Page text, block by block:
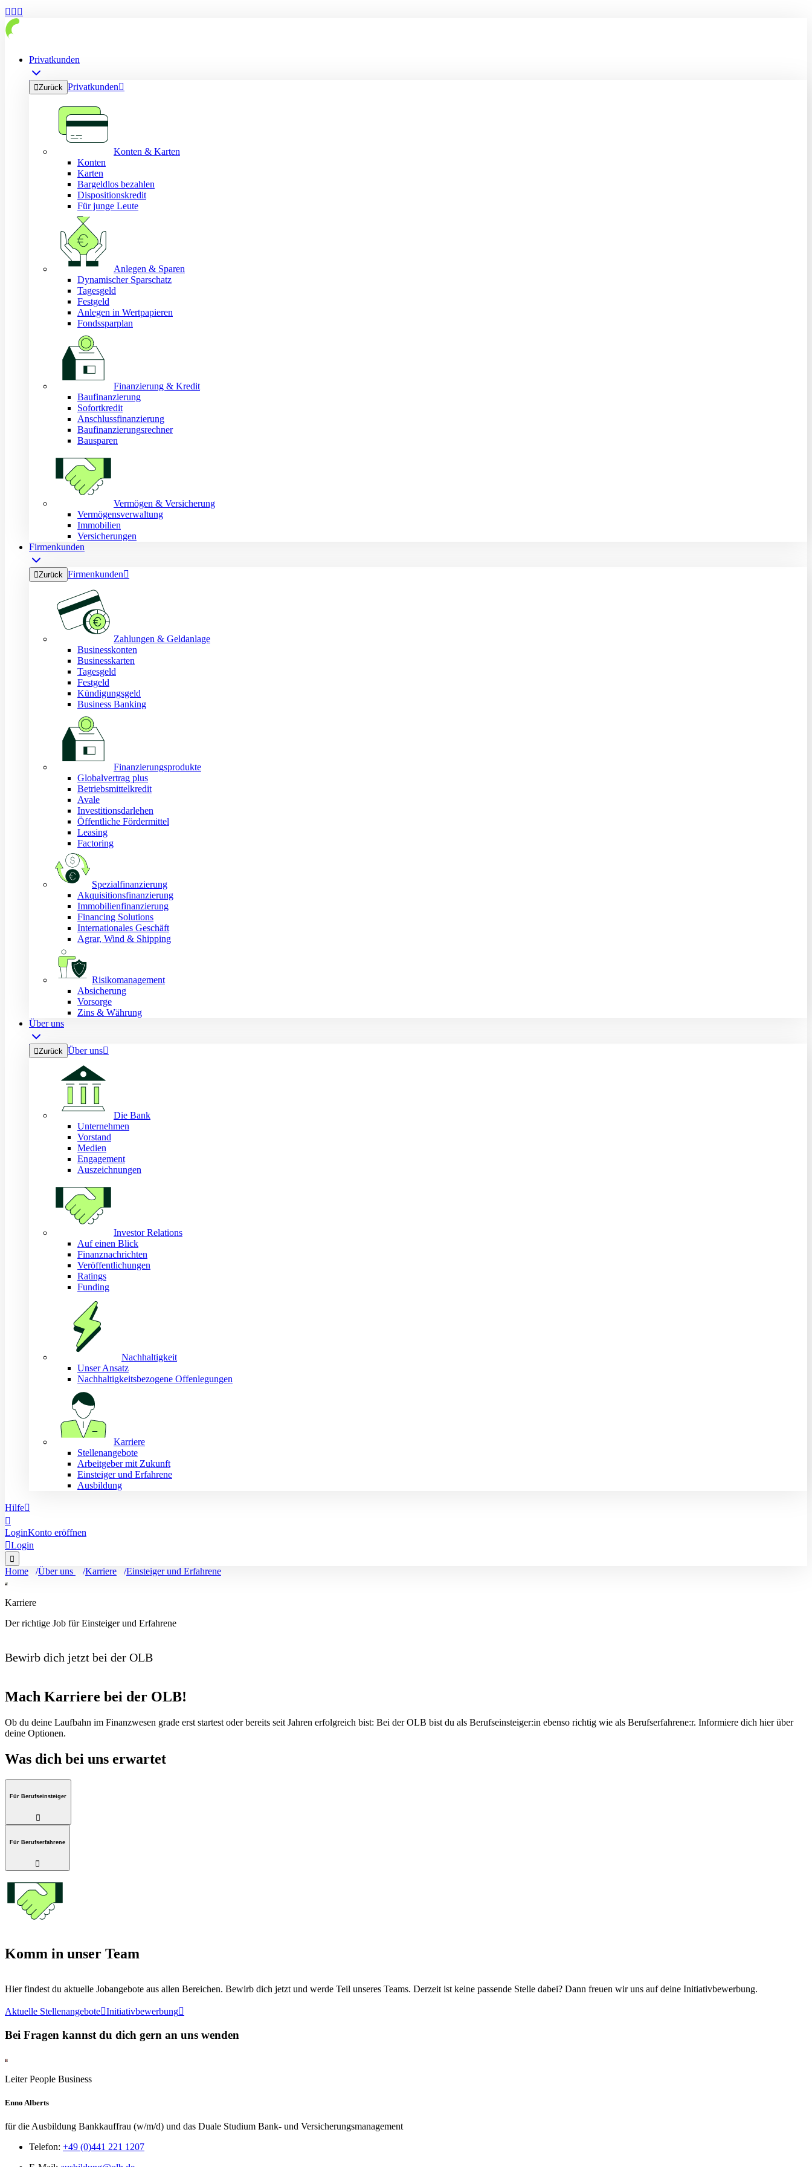
  
Privatkunden
Zurück Privatkunden
Konten & Karten
Konten
Karten
Bargeldlos bezahlen
Dispositionskredit
Für junge Leute
Anlegen & Sparen
Dynamischer Sparschatz
Tagesgeld
Festgeld
Anlegen in Wertpapieren
Fondssparplan
Finanzierung & Kredit
Baufinanzierung
Sofortkredit
Anschlussfinanzierung
Baufinanzierungsrechner
Bausparen
Vermögen & Versicherung
Vermögensverwaltung
Immobilien
Versicherungen
Firmenkunden
Zurück Firmenkunden
Zahlungen & Geldanlage
Businesskonten
Businesskarten
Tagesgeld
Festgeld
Kündigungsgeld
Business Banking
Finanzierungsprodukte
Globalvertrag plus
Betriebsmittelkredit
Avale
Investitionsdarlehen
Öffentliche Fördermittel
Leasing
Factoring
Spezialfinanzierung
Akquisitionsfinanzierung
Immobilienfinanzierung
Financing Solutions
Internationales Geschäft
Agrar, Wind & Shipping
Risikomanagement
Absicherung
Vorsorge
Zins & Währung
Über uns
Zurück Über uns
Die Bank
Unternehmen
Vorstand
Medien
Engagement
Auszeichnungen
Investor Relations
Auf einen Blick
Finanznachrichten
Veröffentlichungen
Ratings
Funding
Nachhaltigkeit
Unser Ansatz
Nachhaltigkeitsbezogene Offenlegungen
Karriere
Stellenangebote
Arbeitgeber mit Zukunft
Einsteiger und Erfahrene
Ausbildung
Hilfe

LoginKonto eröffnen
Login

Home Über uns Karriere Einsteiger und Erfahrene
Karriere
Der richtige Job für Einsteiger und Erfahrene
Bewirb dich jetzt bei der OLB
Mach Karriere bei der OLB!
Ob du deine Laufbahn im Finanzwesen grade erst startest oder bereits seit Jahren erfolgreich bist: Bei der OLB bist du als Berufseinsteiger:in ebenso richtig wie als Berufserfahrene:r. Informiere dich hier über
deine Optionen.
Was dich bei uns erwartet
Für Berufseinsteiger

Für Berufserfahrene

Komm in unser Team
Hier findest du aktuelle Jobangebote aus allen Bereichen. Bewirb dich jetzt und werde Teil unseres Teams. Derzeit ist keine passende Stelle dabei? Dann freuen wir uns auf deine Initiativbewerbung.
Aktuelle StellenangeboteInitiativbewerbung
Bei Fragen kannst du dich gern an uns wenden
Leiter People Business
Enno Alberts
für die Ausbildung Bankkauffrau (w/m/d) und das Duale Studium Bank- und Versicherungsmanagement
Telefon: +49 (0)441 221 1207